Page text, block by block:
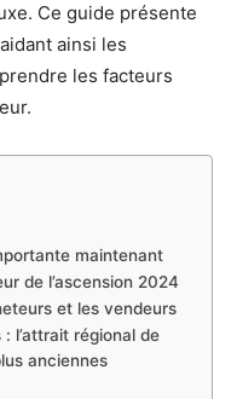
Ce guide présente
ainsi les
les facteurs
maintenant
de l’ascension 2024
et les vendeurs
l’attrait régional de
anciennes